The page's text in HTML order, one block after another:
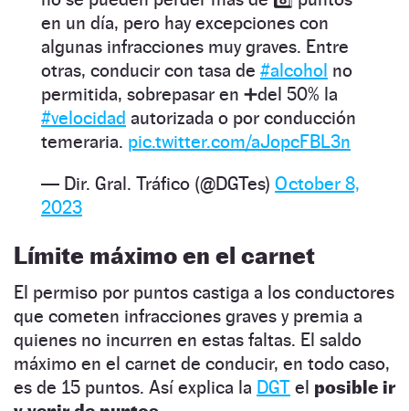
en un día, pero hay excepciones con
algunas infracciones muy graves. Entre
otras, conducir con tasa de #alcohol no
permitida, sobrepasar en ➕del 50% la
#velocidad autorizada o por conducción
temeraria. pic.twitter.com/aJopcFBL3n
— Dir. Gral. Tráfico (@DGTes) October 8,
2023
Límite máximo en el carnet
El permiso por puntos castiga a los conductores
que cometen infracciones graves y premia a
quienes no incurren en estas faltas. El saldo
máximo en el carnet de conducir, en todo caso,
es de 15 puntos. Así explica la DGT el posible ir